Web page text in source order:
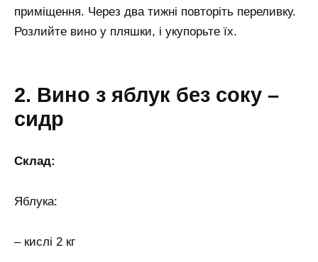
приміщення. Через два тижні повторіть переливку.
Розлийте вино у пляшки, і укупорьте їх.
2. Вино з яблук без соку –
сидр
Склад:
Яблука:
– кислі 2 кг